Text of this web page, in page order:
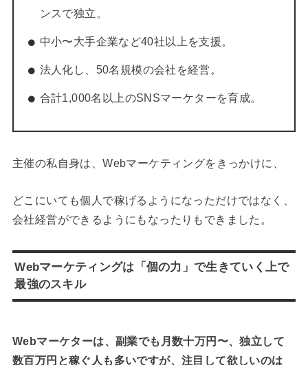
ンスで独立。
中小〜大手企業など40社以上を支援。
法人化し、50名規模の会社を経営。
合計1,000名以上のSNSマーケターを育成。
主催の私自身は、Webマーケティングをきっかけに、
どこにいても個人で稼げるようになっただけではなく、
会社経営ができるようにもなったりもできました。
Webマーケティングは「個の力」で生きていく上で
最強のスキル
Webマーケターは、副業でも月数十万円〜、独立して
数百万円と稼ぐ人も多いですが、 注目して欲しいのは